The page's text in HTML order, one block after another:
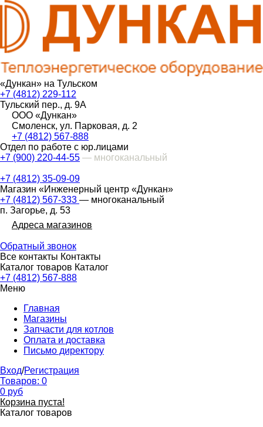
«Дункан» на Тульском
+7 (4812) 229-112
Тульский пер., д. 9А
ООО «Дункан»
Смоленск, ул. Парковая, д. 2
+7 (4812) 567-888
Отдел по работе с юр.лицами
+7 (900) 220-44-55 — многоканальный
+7 (4812) 35-09-09
Магазин «Инженерный центр «Дункан»
+7 (4812) 567-333 — многоканальный
п. Загорье, д. 53
Адреса магазинов
Обратный звонок
Все контакты Контакты
Каталог товаров Каталог
+7 (4812) 567-888
Меню
Главная
Магазины
Запчасти для котлов
Оплата и доставка
Письмо директору
Вход/Регистрация
Товаров: 0
0 руб
Корзина пуста!
Каталог товаров